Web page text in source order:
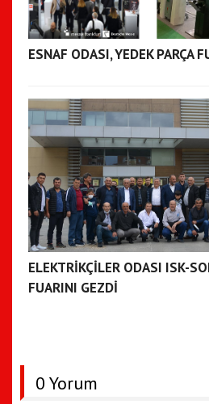
ESNAF ODASI, YEDEK PARÇA
ELEKTRİKÇİLER ODASI ISK-
FUARINI GEZDİ
0 Yorum